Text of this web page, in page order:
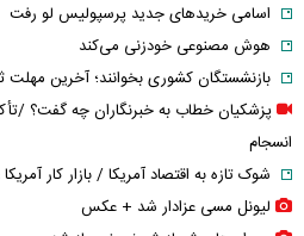
اسامی خریدهای جدید پرسپولیس لو رفت
هوش مصنوعی خودزنی می‌کند
بازنشستگان کشوری بخوانند؛ آخرین مهلت
پزشکیان خطاب به خبرنگاران چه گفت؟ /
انسجام
شوک تازه به اقتصاد آمریکا / بازار کار
لیونل مسی عزادار شد + عکس